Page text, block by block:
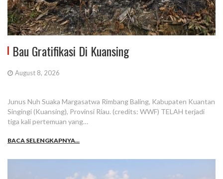
Bau Gratifikasi Di Kuansing
August 8, 2026
Junus Nuh Suaka Margasatwa Rimbang Baling, Kabupaten Kuantan
Singingi (Kuansing), Provinsi Riau. (credits: WWF) TELAH terjadi
tiga kali pertemuan yang…
BACA SELENGKAPNYA...